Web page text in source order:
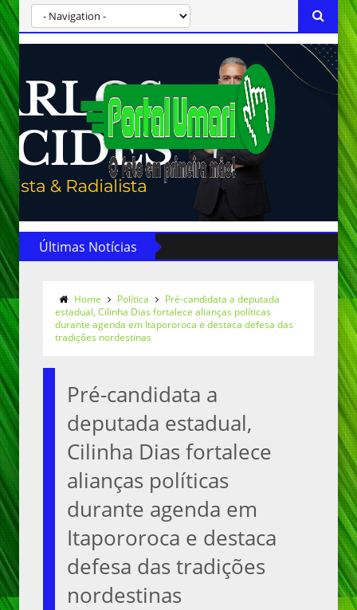
Últimas Notícias
Home Política
Pré-candidata a deputada
estadual, Cilinha Dias fortalece alianças políticas
durante agenda em Itapororoca e destaca defesa das
tradições nordestinas
Pré-candidata a
deputada estadual,
Cilinha Dias fortalece
alianças políticas
durante agenda em
Itapororoca e destaca
defesa das tradições
nordestinas